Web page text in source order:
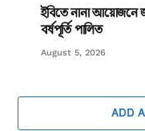
ইবিতে নানা আয়োজনে
বর্ষপূর্তি পালিত
August 5, 2026
ADD